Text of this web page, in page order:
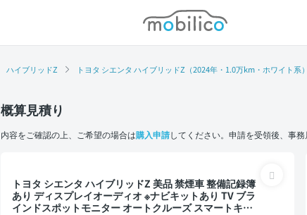
モビリコ
ハイブリッドZ トヨタ シエンタ ハイブリッドZ（2024年・1.0万km・ホワイト系）
概算見積り
内容をご確認の上、ご希望の場合は購入申請してください。申請を受領後、事
トヨタ シエンタ ハイブリッドZ 美品 禁煙車 整備記録簿
あり ディスプレイオーディオ ※ナビキットあり TV ブラ
インドスポットモニター オートクルーズ スマートキー